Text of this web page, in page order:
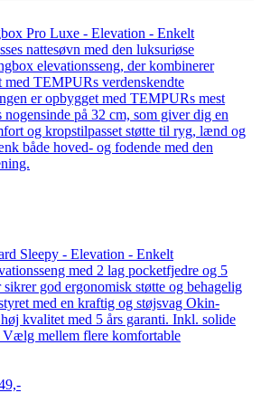
Pro Luxe - Elevation - Enkelt
nattesøvn med den luksuriøse
elevationsseng, der kombinerer
TEMPURs verdenskendte
er opbygget med TEMPURs mest
nogensinde på 32 cm, som giver dig en
og kropstilpasset støtte til ryg, lænd og
både hoved- og fodende med den
Sleepy - Elevation - Enkelt
med 2 lag pocketfjedre og 5
god ergonomisk støtte og behagelig
med en kraftig og støjsvag Okin-
kvalitet med 5 års garanti. Inkl. solide
Vælg mellem flere komfortable